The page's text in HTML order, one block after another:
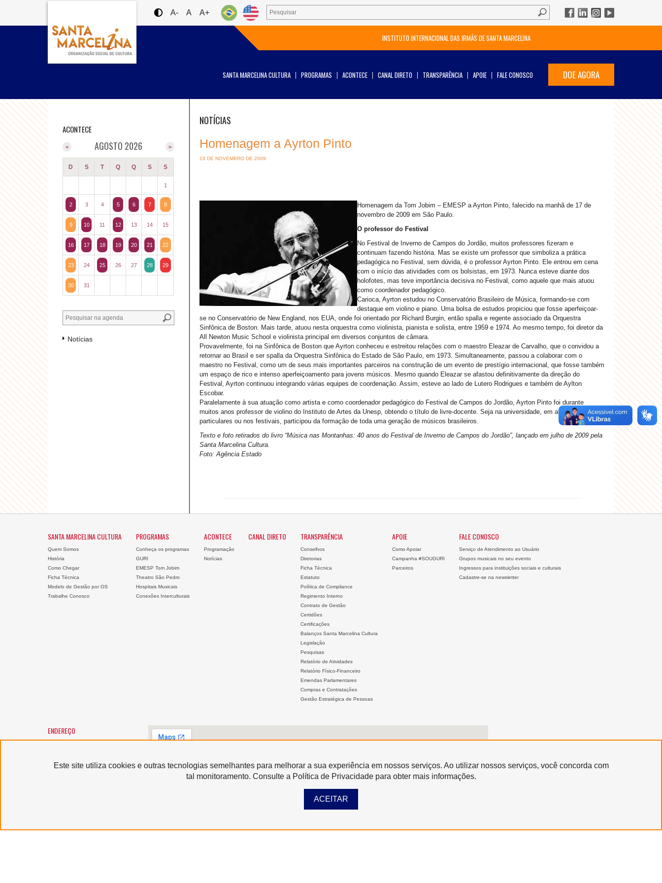
A- A A+
INSTITUTO INTERNACIONAL DAS IRMÃS DE SANTA MARCELINA
DOE AGORA
SANTA MARCELINA CULTURA PROGRAMAS ACONTECE CANAL DIRETO TRANSPARÊNCIA APOIE FALE CONOSCO
NOTÍCIAS
Homenagem a Ayrton Pinto
19 DE NOVEMBRO DE 2009
Homenagem da Tom Jobim – EMESP a Ayrton Pinto, falecido na manhã de 17 de
novembro de 2009 em São Paulo.
O professor do Festival
No Festival de Inverno de Campos do Jordão, muitos professores fizeram e
continuam fazendo história. Mas se existe um professor que simboliza a prática
pedagógica no Festival, sem dúvida, é o professor Ayrton Pinto. Ele entrou em cena
com o início das atividades com os bolsistas, em 1973. Nunca esteve diante dos
holofotes, mas teve importância decisiva no Festival, como aquele que mais atuou
como coordenador pedagógico.
Carioca, Ayrton estudou no Conservatório Brasileiro de Música, formando-se com
destaque em violino e piano. Uma bolsa de estudos propiciou que fosse aperfeiçoar-
se no Conservatório de New England, nos EUA, onde foi orientado por Richard Burgin, então spalla e regente associado da Orquestra
Sinfônica de Boston. Mais tarde, atuou nesta orquestra como violinista, pianista e solista, entre 1959 e 1974. Ao mesmo tempo, foi diretor da
All Newton Music School e violinista principal em diversos conjuntos de câmara.
Provavelmente, foi na Sinfônica de Boston que Ayrton conheceu e estreitou relações com o maestro Eleazar de Carvalho, que o convidou a
retornar ao Brasil e ser spalla da Orquestra Sinfônica do Estado de São Paulo, em 1973. Simultaneamente, passou a colaborar com o
maestro no Festival, como um de seus mais importantes parceiros na construção de um evento de prestígio internacional, que fosse também
um espaço de rico e intenso aperfeiçoamento para jovens músicos. Mesmo quando Eleazar se afastou definitivamente da direção do
Festival, Ayrton continuou integrando várias equipes de coordenação. Assim, esteve ao lado de Lutero Rodrigues e também de Aylton
Escobar.
Paralelamente à sua atuação como artista e como coordenador pedagógico do Festival de Campos do Jordão, Ayrton Pinto foi durante
muitos anos professor de violino do Instituto de Artes da Unesp, obtendo o título de livre-docente. Seja na universidade, em aulas
particulares ou nos festivais, participou da formação de toda uma geração de músicos brasileiros.
Texto e foto retirados do livro “Música nas Montanhas: 40 anos do Festival de Inverno de Campos do Jordão”, lançado em julho de 2009 pela
Santa Marcelina Cultura.
Foto: Agência Estado
ACONTECE
AGOSTO 2026 >
<
D S T Q Q S S
1
2 3 4 5 6 7 8
9 10 11 12 13 14 15
16 17 18 19 20 21 22
23 24 25 26 27 28 29
30 31
Notícias
SANTA MARCELINA CULTURA
Quem Somos
História
Como Chegar
Ficha Técnica
Modelo de Gestão por OS
Trabalhe Conosco
PROGRAMAS
Conheça os programas
GURI
EMESP Tom Jobim
Theatro São Pedro
Hospitais Musicais
Conexões Interculturais
ACONTECE
Programação
Notícias
CANAL DIRETO TRANSPARÊNCIA
Conselhos
Diretorias
Ficha Técnica
Estatuto
Política de Compliance
Regimento Interno
Contrato de Gestão
Certidões
Certificações
Balanços Santa Marcelina Cultura
Legislação
Pesquisas
Relatório de Atividades
Relatório Físico-Financeiro
Emendas Parlamentares
Compras e Contratações
Gestão Estratégica de Pessoas
APOIE
Como Apoiar
Campanha #SOUGURI
Parceiros
FALE CONOSCO
Serviço de Atendimento ao Usuário
Grupos musicais no seu evento
Ingressos para instituições sociais e culturais
Cadastre-se na newsletter
ENDEREÇO
Este site utiliza cookies e outras tecnologias semelhantes para melhorar a sua experiência em nossos serviços. Ao utilizar nossos serviços, você concorda com
tal monitoramento. Consulte a Política de Privacidade para obter mais informações.
ACEITAR